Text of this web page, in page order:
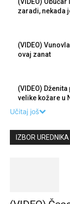
zaradi, nekada
(VIDEO)
ovaj zanat
(VIDEO)
velike kožare u
Učitaj još
IZBOR UREDNIKA